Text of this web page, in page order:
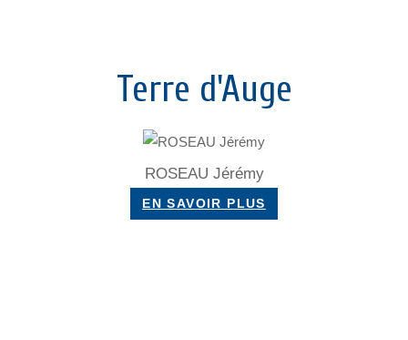
Terre d'Auge
ROSEAU Jérémy
EN SAVOIR PLUS